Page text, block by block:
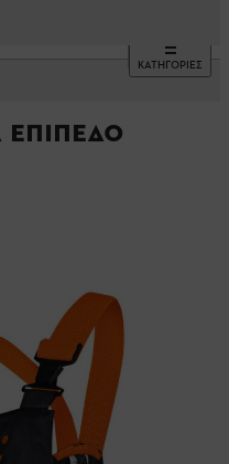
ΚΑΤΗΓΟΡΙΕΣ
επίπεδο